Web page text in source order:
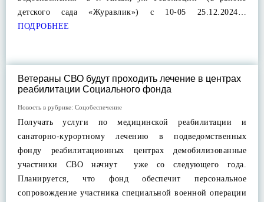
детского сада «Журавлик») с 10-05 25.12.2024…
ПОДРОБНЕЕ
Ветераны СВО будут проходить лечение в центрах
реабилитации Социального фонда
Новость в рубрике: Соцобеспечение
Получать услуги по медицинской реабилитации и
санаторно-курортному лечению в подведомственных
фонду реабилитационных центрах демобилизованные
участники СВО начнут уже со следующего года.
Планируется, что фонд обеспечит персональное
сопровождение участника специальной военной операции